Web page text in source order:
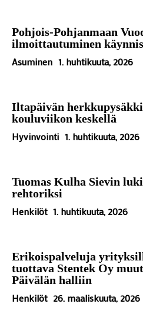
Pohjois-Pohjanmaan
ilmoittautuminen
Asuminen 1. huhtikuuta, 2026
Iltapäivän
kouluviikon keskellä
Hyvinvointi 1. huhtikuuta, 2026
Tuomas Kulha Sievin
rehtoriksi
Henkilöt 1. huhtikuuta, 2026
Erikoispalveluja
tuottava Stentek Oy
Päivälän halliin
Henkilöt 26. maaliskuuta, 2026